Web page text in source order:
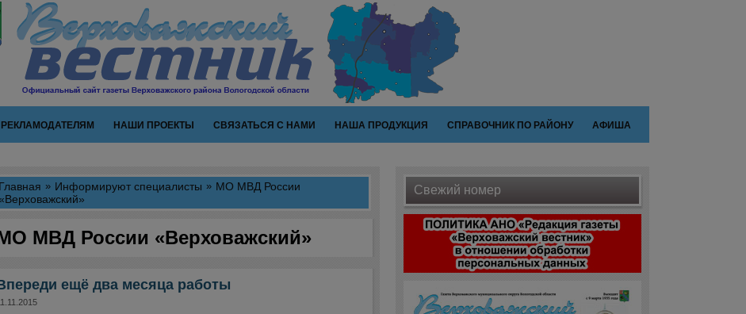
РЕКЛАМОДАТЕЛЯМ НАШИ ПРОЕКТЫ СВЯЗАТЬСЯ С НАМИ НАША ПРОДУКЦИЯ СПРАВОЧНИК ПО РАЙОНУ АФИША
Главная Информируют специалисты
МО МВД России
МВД России «Верховажский»
ещё два месяца работы
Свежий номер